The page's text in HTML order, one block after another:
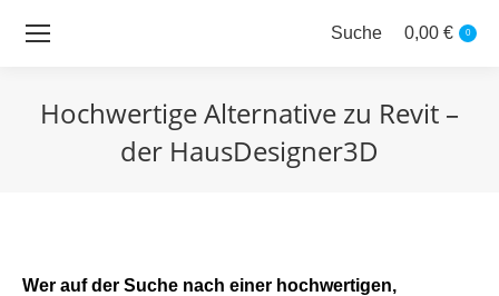
Search:
Suche 0,00 € 0
Hochwertige Alternative zu Revit –
der HausDesigner3D
Wer auf der Suche nach einer hochwertigen,